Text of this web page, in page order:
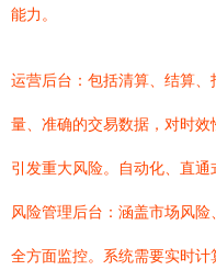
能力。
运营后台：包括清算、结算
量、准确的交易数据，对时
引发重大风险。自动化、直通
风险管理后台：涵盖市场风
全方面监控。系统需要实时